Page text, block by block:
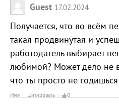
Guest 17.02.2024
Получается, что во всём
такая продвинутая и
работодатель выбирает
любимой? Может дело не
что ты просто не
Имя Цитировать 0